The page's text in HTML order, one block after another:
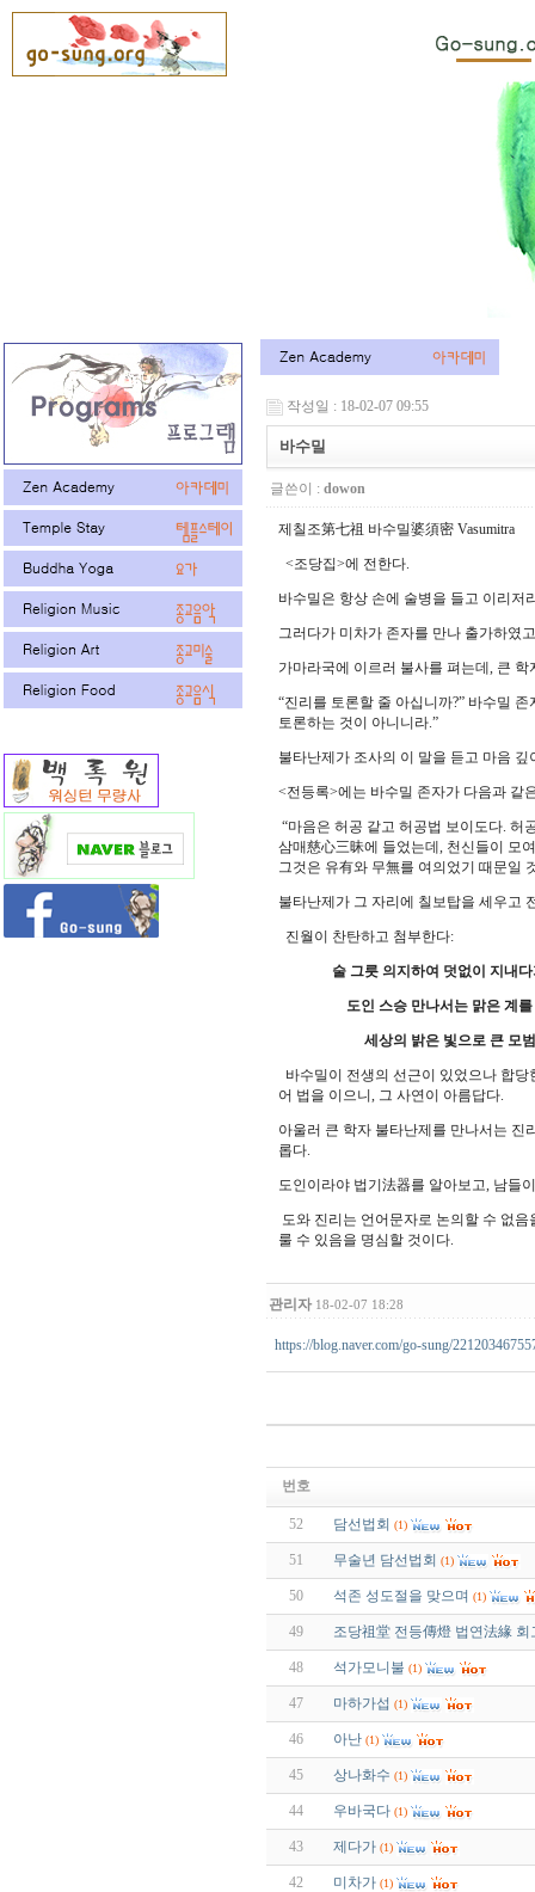
작성일 : 18-02-07 09:55
바수밀
글쓴이 : dowon
제칠조第七祖 바수밀婆須密 Vasumitra
<조당집>에 전한다.
바수밀은 항상 손에 술병을 들고 이리저
그러다가 미차가 존자를 만나 출가하였
가마라국에 이르러 불사를 펴는데, 큰
“진리를 토론할 줄 아십니까?” 바수밀
토론하는 것이 아니니라.”
불타난제가 조사의 이 말을 듣고 마음
<전등록>에는 바수밀 존자가 다음과 같
“마음은 허공 같고 허공법 보이도다. 허
삼매慈心三昧에 들었는데, 천신들이 모
그것은 유有와 무無를 여의었기 때문일
불타난제가 그 자리에 칠보탑을 세우고
진월이 찬탄하고 첨부한다:
술 그릇 의지하여 덧없이 지내다
도인 스승 만나서는 맑은 계를
세상의 밝은 빛으로 큰 모범
바수밀이 전생의 선근이 있었으나 합
어 법을 이으니, 그 사연이 아름답다.
아울러 큰 학자 불타난제를 만나서는 진
롭다.
도인이라야 법기法器를 알아보고, 남들
도와 진리는 언어문자로 논의할 수 없
룰 수 있음을 명심할 것이다.
관리자 18-02-07 18:28
https://blog.naver.com/go-sung/
번호
52 담선법회 (1)
51 무술년 담선법회 (1)
50 석존 성도절을 맞으며 (1)
49 조당祖堂 전등傳燈 법연法緣 회
48 석가모니불 (1)
47 마하가섭 (1)
46 아난 (1)
45 상나화수 (1)
44 우바국다 (1)
43 제다가 (1)
42 미차가 (1)